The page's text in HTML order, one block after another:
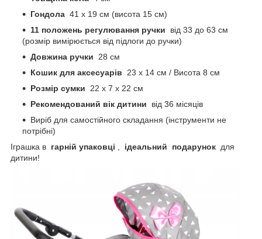
Гондола 41 х 19 см (висота 15 см)
11 положень регулювання ручки від 33 до 63 см
(розмір вимірюється від підлоги до ручки)
Довжина ручки 28 см
Кошик для аксесуарів 23 х 14 см / Висота 8 см
Розмір сумки 22 х 7 х 22 см
Рекомендований вік дитини від 36 місяців
Виріб для самостійного складання (інструменти не
потрібні)
Іграшка в гарній упаковці , ідеальний подарунок для
дитини!